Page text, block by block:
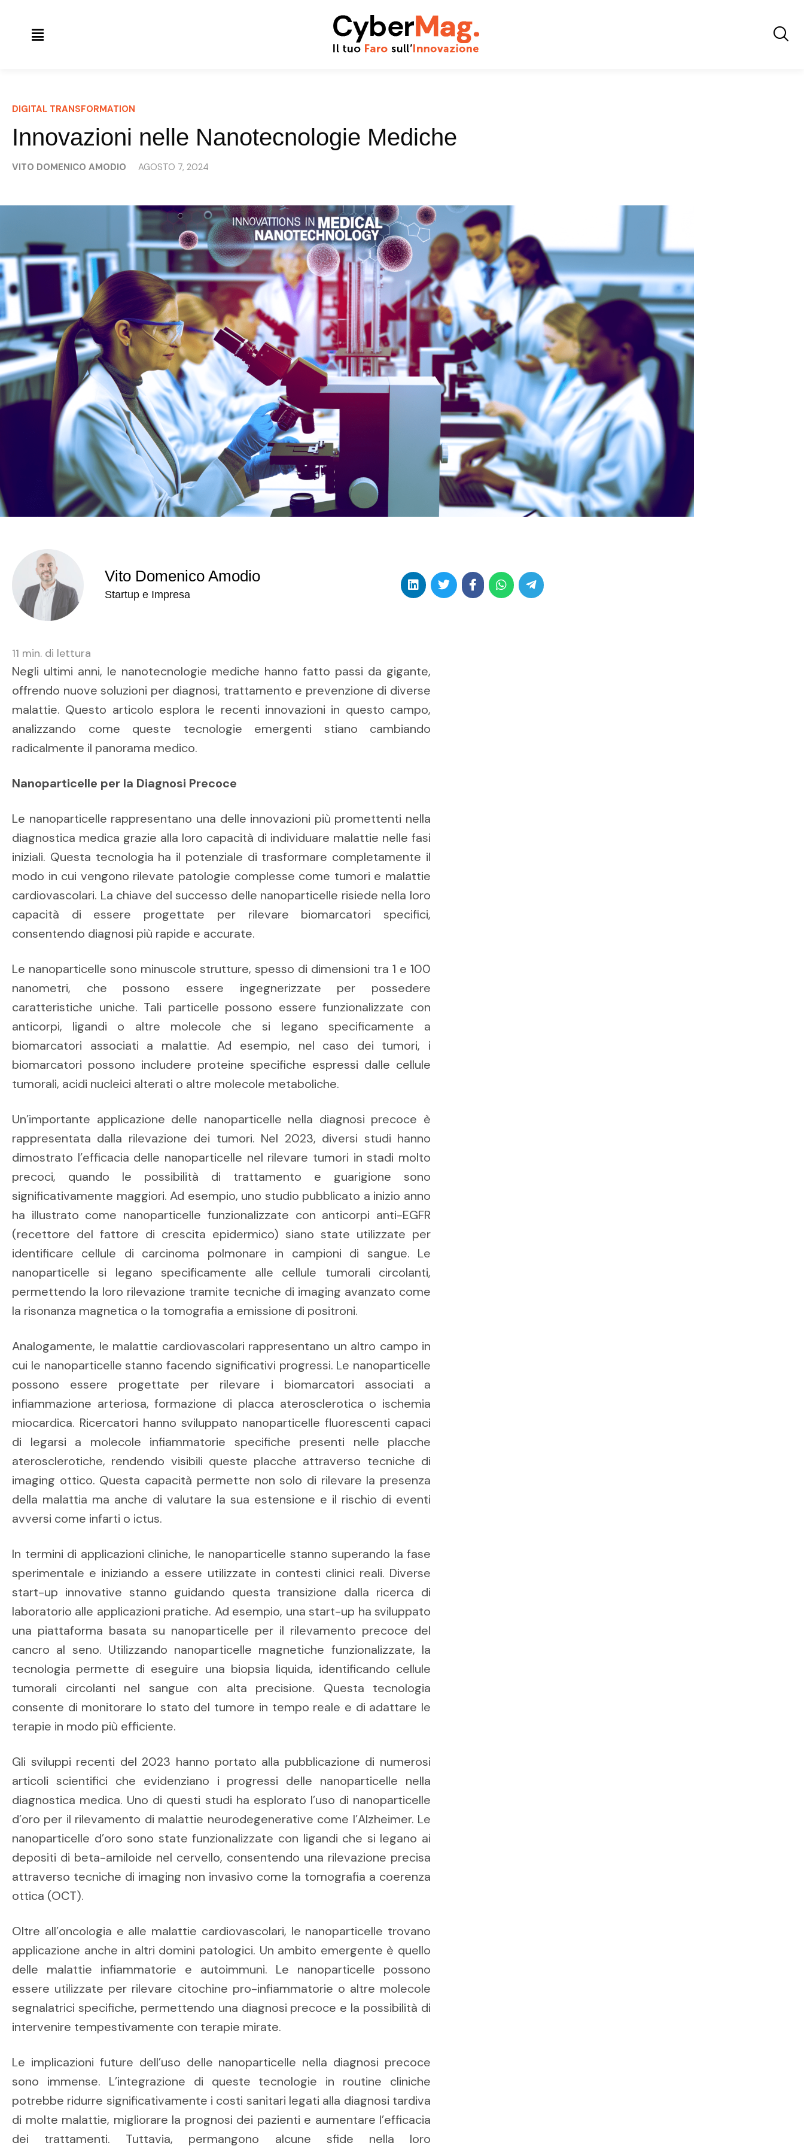
DIGITAL TRANSFORMATION
Innovazioni nelle Nanotecnologie Mediche
VITO DOMENICO AMODIO AGOSTO 7, 2024
Vito Domenico Amodio
Startup e Impresa
11 min. di lettura
Negli ultimi anni, le nanotecnologie mediche hanno fatto passi da gigante,
offrendo nuove soluzioni per diagnosi, trattamento e prevenzione di diverse
malattie. Questo articolo esplora le recenti innovazioni in questo campo,
analizzando come queste tecnologie emergenti stiano cambiando
radicalmente il panorama medico.
Nanoparticelle per la Diagnosi Precoce
Le nanoparticelle rappresentano una delle innovazioni più promettenti nella
diagnostica medica grazie alla loro capacità di individuare malattie nelle fasi
iniziali. Questa tecnologia ha il potenziale di trasformare completamente il
modo in cui vengono rilevate patologie complesse come tumori e malattie
cardiovascolari. La chiave del successo delle nanoparticelle risiede nella loro
capacità di essere progettate per rilevare biomarcatori specifici,
consentendo diagnosi più rapide e accurate.
Le nanoparticelle sono minuscole strutture, spesso di dimensioni tra 1 e 100
nanometri, che possono essere ingegnerizzate per possedere
caratteristiche uniche. Tali particelle possono essere funzionalizzate con
anticorpi, ligandi o altre molecole che si legano specificamente a
biomarcatori associati a malattie. Ad esempio, nel caso dei tumori, i
biomarcatori possono includere proteine specifiche espressi dalle cellule
tumorali, acidi nucleici alterati o altre molecole metaboliche.
Un’importante applicazione delle nanoparticelle nella diagnosi precoce è
rappresentata dalla rilevazione dei tumori. Nel 2023, diversi studi hanno
dimostrato l’efficacia delle nanoparticelle nel rilevare tumori in stadi molto
precoci, quando le possibilità di trattamento e guarigione sono
significativamente maggiori. Ad esempio, uno studio pubblicato a inizio anno
ha illustrato come nanoparticelle funzionalizzate con anticorpi anti-EGFR
(recettore del fattore di crescita epidermico) siano state utilizzate per
identificare cellule di carcinoma polmonare in campioni di sangue. Le
nanoparticelle si legano specificamente alle cellule tumorali circolanti,
permettendo la loro rilevazione tramite tecniche di imaging avanzato come
la risonanza magnetica o la tomografia a emissione di positroni.
Analogamente, le malattie cardiovascolari rappresentano un altro campo in
cui le nanoparticelle stanno facendo significativi progressi. Le nanoparticelle
possono essere progettate per rilevare i biomarcatori associati a
infiammazione arteriosa, formazione di placca aterosclerotica o ischemia
miocardica. Ricercatori hanno sviluppato nanoparticelle fluorescenti capaci
di legarsi a molecole infiammatorie specifiche presenti nelle placche
aterosclerotiche, rendendo visibili queste placche attraverso tecniche di
imaging ottico. Questa capacità permette non solo di rilevare la presenza
della malattia ma anche di valutare la sua estensione e il rischio di eventi
avversi come infarti o ictus.
In termini di applicazioni cliniche, le nanoparticelle stanno superando la fase
sperimentale e iniziando a essere utilizzate in contesti clinici reali. Diverse
start-up innovative stanno guidando questa transizione dalla ricerca di
laboratorio alle applicazioni pratiche. Ad esempio, una start-up ha sviluppato
una piattaforma basata su nanoparticelle per il rilevamento precoce del
cancro al seno. Utilizzando nanoparticelle magnetiche funzionalizzate, la
tecnologia permette di eseguire una biopsia liquida, identificando cellule
tumorali circolanti nel sangue con alta precisione. Questa tecnologia
consente di monitorare lo stato del tumore in tempo reale e di adattare le
terapie in modo più efficiente.
Gli sviluppi recenti del 2023 hanno portato alla pubblicazione di numerosi
articoli scientifici che evidenziano i progressi delle nanoparticelle nella
diagnostica medica. Uno di questi studi ha esplorato l’uso di nanoparticelle
d’oro per il rilevamento di malattie neurodegenerative come l’Alzheimer. Le
nanoparticelle d’oro sono state funzionalizzate con ligandi che si legano ai
depositi di beta-amiloide nel cervello, consentendo una rilevazione precisa
attraverso tecniche di imaging non invasivo come la tomografia a coerenza
ottica (OCT).
Oltre all’oncologia e alle malattie cardiovascolari, le nanoparticelle trovano
applicazione anche in altri domini patologici. Un ambito emergente è quello
delle malattie infiammatorie e autoimmuni. Le nanoparticelle possono
essere utilizzate per rilevare citochine pro-infiammatorie o altre molecole
segnalatrici specifiche, permettendo una diagnosi precoce e la possibilità di
intervenire tempestivamente con terapie mirate.
Le implicazioni future dell’uso delle nanoparticelle nella diagnosi precoce
sono immense. L’integrazione di queste tecnologie in routine cliniche
potrebbe ridurre significativamente i costi sanitari legati alla diagnosi tardiva
di molte malattie, migliorare la prognosi dei pazienti e aumentare l’efficacia
dei trattamenti. Tuttavia, permangono alcune sfide nella loro